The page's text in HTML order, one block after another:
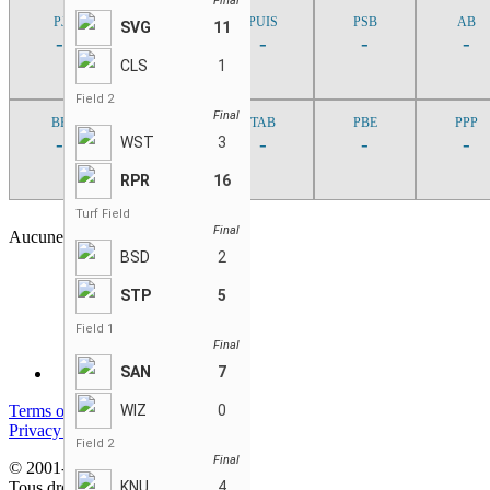
SVG 11
CLS 1
Field 2
Final
WST 3
RPR 16
Turf Field
Final
BSD 2
STP 5
Field 1
Final
SAN 7
WIZ 0
Field 2
Final
PJ
-
MOY PUIS
-
PSB
-
AB
-
BB
-
TAB
-
PBE
-
PPP
-
Aucune partie trouvée
Terms of service
Privacy policy
© 2001-2026 StatsEnLigne.com